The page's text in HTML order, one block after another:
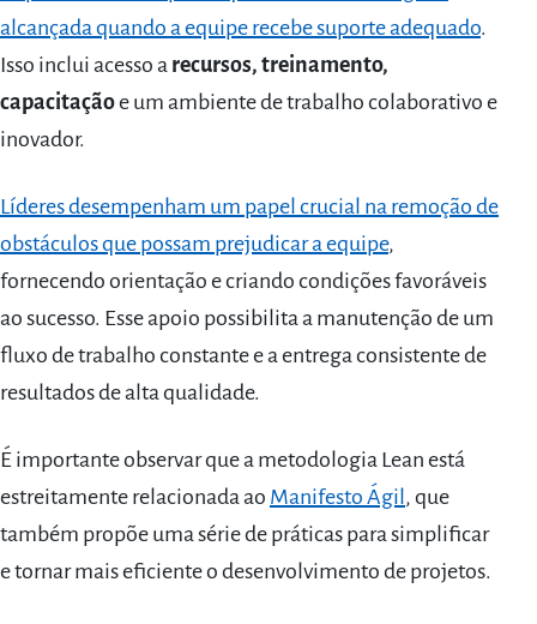
alcançada quando a equipe recebe suporte adequado.
Isso inclui acesso a recursos, treinamento,
capacitaçãoe um ambiente de trabalho colaborativo e
inovador.
Líderes desempenham um papel crucial na remoção de
obstáculos que possam prejudicar a equipe,
fornecendo orientação e criando condições favoráveis
ao sucesso. Esse apoio possibilita a manutenção de um
fluxo de trabalho constante e a entrega consistente de
resultados de alta qualidade.
É importante observar que a metodologia Lean está
estreitamente relacionada ao Manifesto Ágil, que
também propõe uma série de práticas para simplificar
e tornar mais eficiente o desenvolvimento de projetos.